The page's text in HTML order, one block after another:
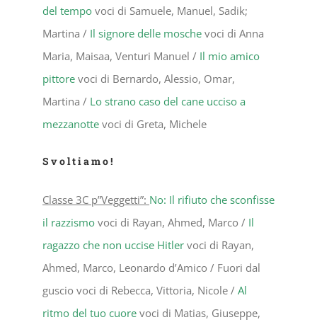
del tempo voci di Samuele, Manuel, Sadik;
Martina / Il signore delle mosche voci di Anna
Maria, Maisaa, Venturi Manuel / Il mio amico
pittore voci di Bernardo, Alessio, Omar,
Martina / Lo strano caso del cane ucciso a
mezzanotte voci di Greta, Michele
Svoltiamo!
Classe 3C p”Veggetti”: No: Il rifiuto che sconfisse
il razzismo voci di Rayan, Ahmed, Marco / Il
ragazzo che non uccise Hitler voci di Rayan,
Ahmed, Marco, Leonardo d’Amico / Fuori dal
guscio voci di Rebecca, Vittoria, Nicole / Al
ritmo del tuo cuore voci di Matias, Giuseppe,